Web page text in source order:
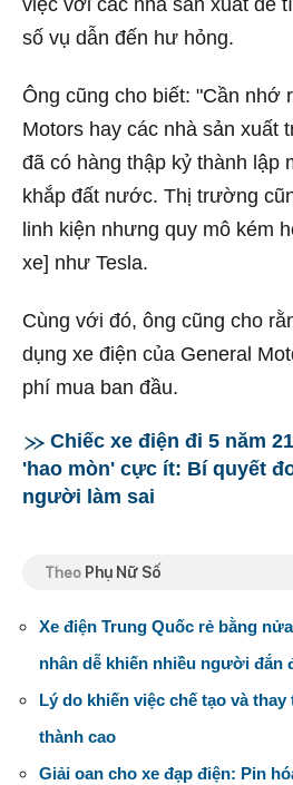
việc với các nhà sản xuất để
số vụ dẫn đến hư hỏng.
Ông cũng cho biết: "Cần nhớ
Motors hay các nhà sản xuất
đã có hàng thập kỷ thành lập
khắp đất nước. Thị trường
linh kiện nhưng quy mô kém
xe] như Tesla.
Cùng với đó, ông cũng cho
dụng xe điện của General
phí mua ban đầu.
Chiếc xe điện đi 5 năm
'hao mòn' cực ít: Bí quyết
người làm sai
Theo Phụ Nữ Số
Xe điện Trung Quốc rẻ bằng
nhân dễ khiến nhiều người đắn
Lý do khiến việc chế tạo và
thành cao
Giải oan cho xe đạp điện: Pin